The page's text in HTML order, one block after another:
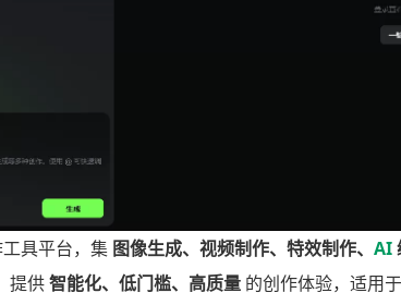
具平台，集 图像生成、视频制作、特效制作、 AI
提供智能化、低门槛、高质量 的创作体验，适用